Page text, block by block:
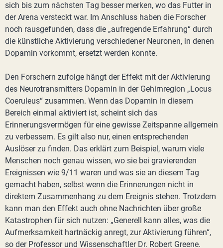
sich bis zum nächsten Tag besser merken, wo das Futter in
der Arena versteckt war. Im Anschluss haben die Forscher
noch rausgefunden, dass die „aufregende Erfahrung“ durch
die künstliche Aktivierung verschiedener Neuronen, in denen
Dopamin vorkommt, ersetzt werden konnte.
Den Forschern zufolge hängt der Effekt mit der Aktivierung
des Neurotransmitters Dopamin in der Gehirnregion „Locus
Coeruleus“ zusammen. Wenn das Dopamin in diesem
Bereich einmal aktiviert ist, scheint sich das
Erinnerungsvermögen für eine gewisse Zeitspanne allgemein
zu verbessern. Es gilt also nur, einen entsprechenden
Auslöser zu finden. Das erklärt zum Beispiel, warum viele
Menschen noch genau wissen, wo sie bei gravierenden
Ereignissen wie 9/11 waren und was sie an diesem Tag
gemacht haben, selbst wenn die Erinnerungen nicht in
direktem Zusammenhang zu dem Ereignis stehen. Trotzdem
kann man den Effekt auch ohne Nachrichten über große
Katastrophen für sich nutzen: „Generell kann alles, was die
Aufmerksamkeit hartnäckig anregt, zur Aktivierung führen“,
so der Professor und Wissenschaftler Dr. Robert Greene.